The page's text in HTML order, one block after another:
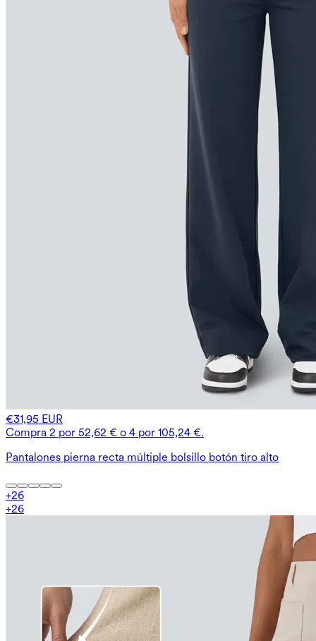
€31,95 EUR
Compra 2 por 52,62 € o 4 por 105,24 €.
Pantalones pierna recta múltiple bolsillo botón tiro alto
+26
+26